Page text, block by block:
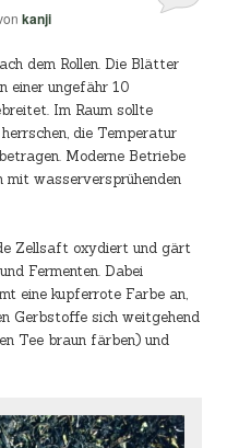
kanji
dem Rollen. Die Blätter
einer ungefähr 10
Im Raum sollte
die Temperatur
Moderne Betriebe
mit wasserversprühenden
Zellsaft oxydiert und gärt
Fermenten. Dabei
eine kupferrote Farbe an,
Gerbstoffe sich weitgehend
Tee braun färben) und